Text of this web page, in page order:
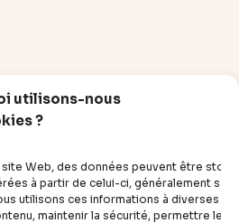
utilisons-nous
?
Web, des données peuvent être
à partir de celui-ci, généralement
utilisons ces informations à diverses
maintenir la sécurité, permettre le